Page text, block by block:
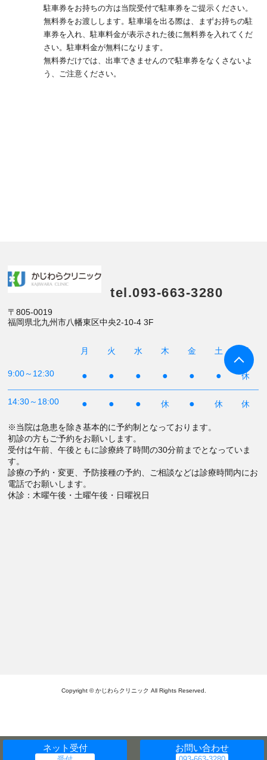
駐車券をお持ちの方は当院受付で駐車券をご提示ください。
無料券をお渡しします。駐車場を出る際は、まずお持ちの駐
車券を入れ、駐車料金が表示された後に無料券を入れてくだ
さい。駐車料金が無料になります。
無料券だけでは、出車できませんので駐車券をなくさないよ
う、ご注意ください。
ネット受付 お問い合わせ
tel.093-663-3280
〒805-0019
福岡県北九州市八幡東区中央2-10-4 3F
月 火 水 木 金 土 日
9:00～12:30 ● ● ● ● ● ● 休
14:30～18:00 ● ● ● 休 ● 休 休
※当院は急患を除き基本的に予約制となっております。
初診の方もご予約をお願いします。
受付は午前、午後ともに診療終了時間の30分前までとなっていま
す。
診療の予約・変更、予防接種の予約、ご相談などは診療時間内にお
電話でお願いします。
休診：木曜午後・土曜午後・日曜祝日
Copyright © かじわらクリニック All Rights Reserved.